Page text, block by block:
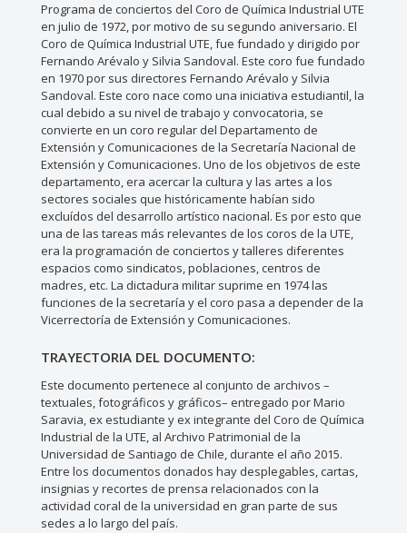
Programa de conciertos del Coro de Química Industrial UTE
en julio de 1972, por motivo de su segundo aniversario. El
Coro de Química Industrial UTE, fue fundado y dirigido por
Fernando Arévalo y Silvia Sandoval. Este coro fue fundado
en 1970 por sus directores Fernando Arévalo y Silvia
Sandoval. Este coro nace como una iniciativa estudiantil, la
cual debido a su nivel de trabajo y convocatoria, se
convierte en un coro regular del Departamento de
Extensión y Comunicaciones de la Secretaría Nacional de
Extensión y Comunicaciones. Uno de los objetivos de este
departamento, era acercar la cultura y las artes a los
sectores sociales que históricamente habían sido
excluídos del desarrollo artístico nacional. Es por esto que
una de las tareas más relevantes de los coros de la UTE,
era la programación de conciertos y talleres diferentes
espacios como sindicatos, poblaciones, centros de
madres, etc. La dictadura militar suprime en 1974 las
funciones de la secretaría y el coro pasa a depender de la
Vicerrectoría de Extensión y Comunicaciones.
TRAYECTORIA DEL DOCUMENTO:
Este documento pertenece al conjunto de archivos –
textuales, fotográficos y gráficos– entregado por Mario
Saravia, ex estudiante y ex integrante del Coro de Química
Industrial de la UTE, al Archivo Patrimonial de la
Universidad de Santiago de Chile, durante el año 2015.
Entre los documentos donados hay desplegables, cartas,
insignias y recortes de prensa relacionados con la
actividad coral de la universidad en gran parte de sus
sedes a lo largo del país.